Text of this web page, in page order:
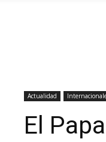
Actualidad
El